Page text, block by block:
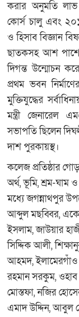
করার অনুমতি লাভ
কোর্স চালু এবং
ও হিসাব বিজ্ঞান
ছাতকসহ আশ পাশের
দিগন্ত উন্মোচন
প্রথম ভবন
মুক্তিযুদ্ধের
মন্ত্রী জেনারেল
সভাপতি ছিলেন
দাশ পুরকায়স্থ।
কলেজ প্রতিষ্ঠার
অর্থ, ভূমি, শ্রম-ঘাম
মধ্যে জগন্নাথপুর
আব্দুল মছব্বির,
ইসলাম, জাউয়ার
সিদ্দিক আলী,
আহমদ, ইলামেরগাঁও
রহমান সরকুম,
মোস্তফা, নজির
এমাদ উদ্দিন, আবুল